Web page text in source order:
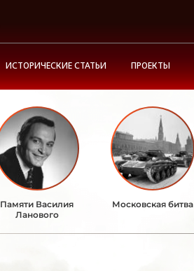
ИСТОРИЧЕСКИЕ СТАТЬИ ПРОЕКТЫ
Памяти Василия
Ланового
Московская битва